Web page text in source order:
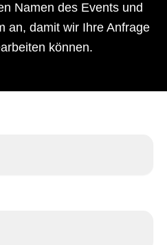
Namen des Events und
an, damit wir Ihre Anfrage
können.